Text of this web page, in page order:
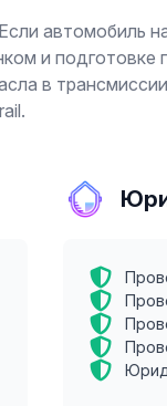
автомобиль
и подготовке
в